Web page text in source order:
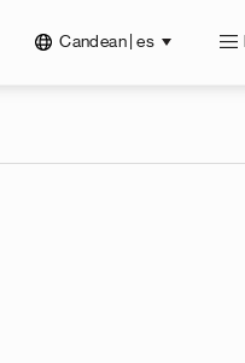
Candean | es